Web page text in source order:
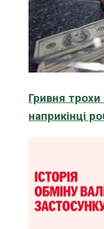
Гривня трохи
наприкінці